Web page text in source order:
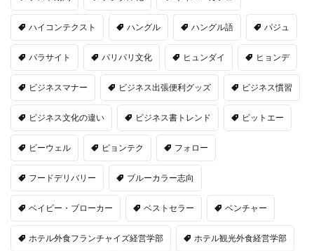
ハイコンテクスト ハングル ハングル語 パジュ
パラサイト パリパリ文化 ヒュンダイ ヒョンデ
ビジネスマナー ビジネス出張便利グッズ ビジネス慣習
ビジネス文化の違い ビジネス書トレンド ビットエー
ビーウェル ピョンテク フォロー
フードデリバリー ブルーカラー志向
ベイビー・ブローカー ベストセラー ベンチャー
ホテル外食フランチャイズ経営学部 ホテル観光外食経営学部